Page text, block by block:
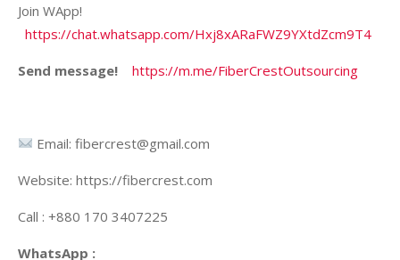
Join WApp!
https://chat.whatsapp.com/Hxj8xARaFWZ9YXtdZcm9T4
Send message! https://m.me/FiberCrestOutsourcing
Email: fibercrest@gmail.com
Website: https://fibercrest.com
Call : +880 170 3407225
WhatsApp :